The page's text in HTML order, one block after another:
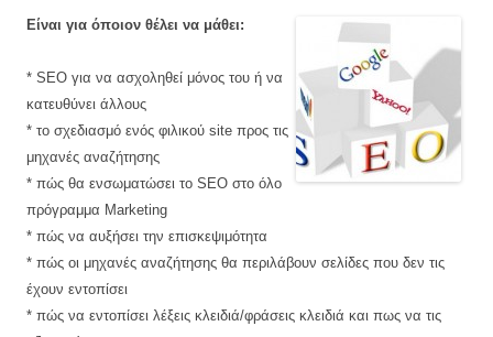
Είναι για όποιον θέλει να μάθει:
* SEO για να ασχοληθεί μόνος του ή να
κατευθύνει άλλους
* το σχεδιασμό ενός φιλικού site προς τις
μηχανές αναζήτησης
* πώς θα ενσωματώσει το SEO στο όλο
πρόγραμμα Marketing
* πώς να αυξήσει την επισκεψιμότητα
* πώς οι μηχανές αναζήτησης θα περιλάβουν σελίδες που δεν τις
έχουν εντοπίσει
* πώς να εντοπίσει λέξεις κλειδιά/φράσεις κλειδιά και πως να τις